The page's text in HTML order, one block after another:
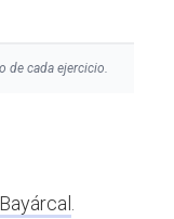
de cada ejercicio.